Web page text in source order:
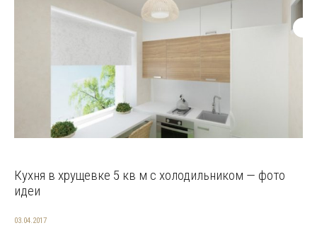
Кухня в хрущевке 5 кв м с холодильником — фото
идеи
03.04.2017